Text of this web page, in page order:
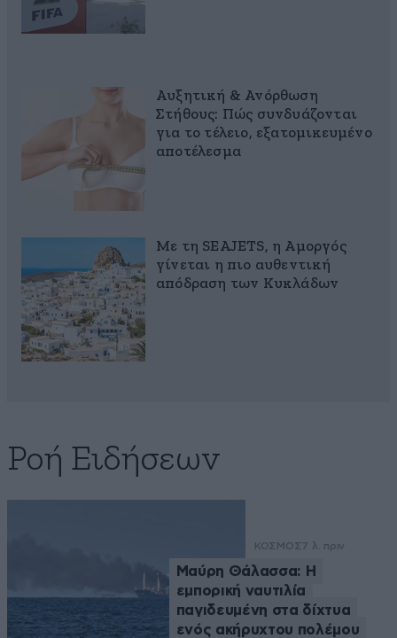
Αυξητική & Ανόρθωση
Στήθους: Πώς συνδυάζονται
για το τέλειο, εξατομικευμένο
αποτέλεσμα
Με τη SEAJETS, η Αμοργός
γίνεται η πιο αυθεντική
απόδραση των Κυκλάδων
Ροή Ειδήσεων
ΚΟΣΜΟΣ7 λ. πριν
Μαύρη Θάλασσα: Η
εμπορική ναυτιλία
παγιδευμένη στα δίχτυα
ενός ακήρυχτου πολέμου